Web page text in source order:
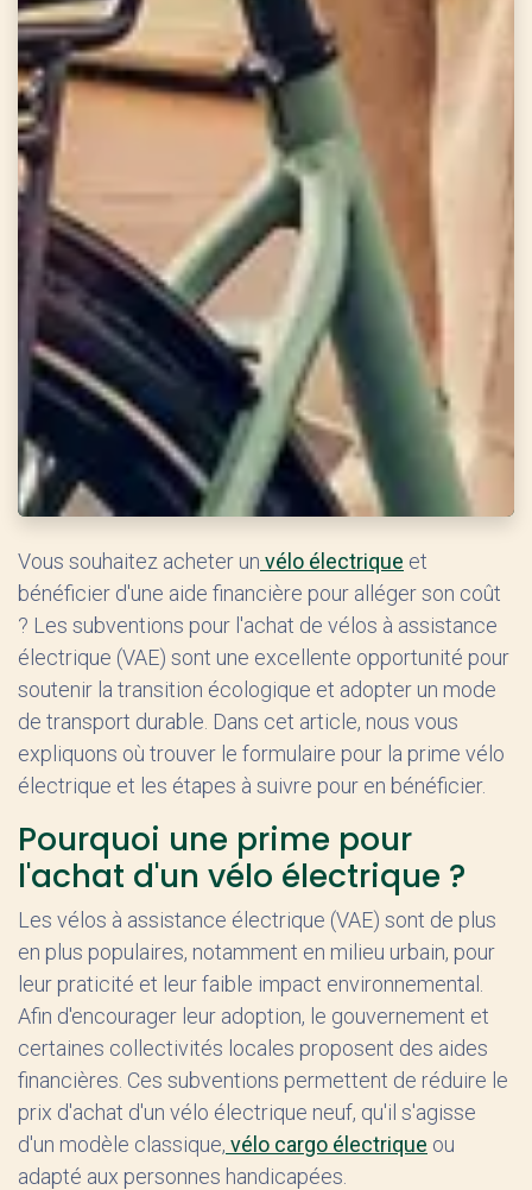
Vous souhaitez acheter un vélo électrique et
bénéficier d'une aide financière pour alléger son coût
? Les subventions pour l'achat de vélos à assistance
électrique (VAE) sont une excellente opportunité pour
soutenir la transition écologique et adopter un mode
de transport durable. Dans cet article, nous vous
expliquons où trouver le formulaire pour la prime vélo
électrique et les étapes à suivre pour en bénéficier.
Pourquoi une prime pour
l'achat d'un vélo électrique ?
Les vélos à assistance électrique (VAE) sont de plus
en plus populaires, notamment en milieu urbain, pour
leur praticité et leur faible impact environnemental.
Afin d'encourager leur adoption, le gouvernement et
certaines collectivités locales proposent des aides
financières. Ces subventions permettent de réduire le
prix d'achat d'un vélo électrique neuf, qu'il s'agisse
d'un modèle classique, vélo cargo électrique ou
adapté aux personnes handicapées.